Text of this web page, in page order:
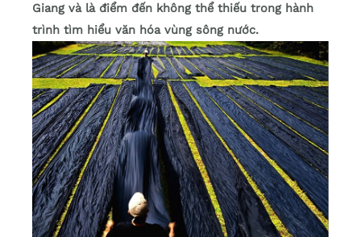
Giang và là điểm đến không thể thiếu trong hành
trình tìm hiểu văn hóa vùng sông nước.